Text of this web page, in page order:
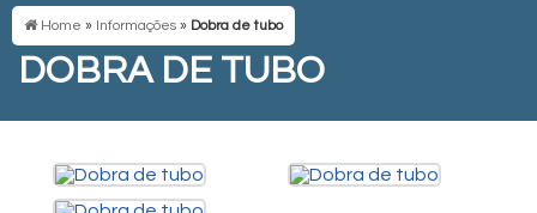
Home » Informações » Dobra de tubo
DOBRA DE TUBO